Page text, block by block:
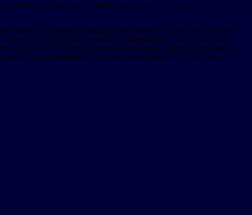
четверть. Ажиотажа не было даже в «черную пятницу». Основной
комплексы малой площади. В них шопинг-индекс упал на 35-40
наверстать упущенное даже во всемирный день распродаж. Хотя
а сразу 50-70. Всплеск интереса горожан к торговым комплексам
на 50 процентов, но затем начала уверенно снижаться.